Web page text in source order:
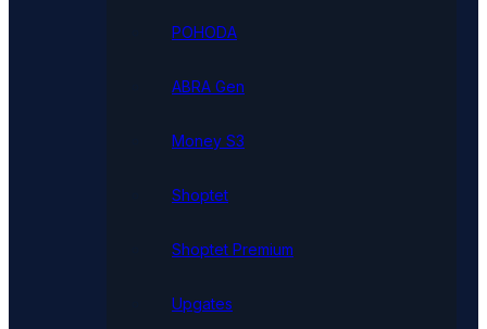
POHODA
ABRA Gen
Money S3
Shoptet
Shoptet Premium
Upgates